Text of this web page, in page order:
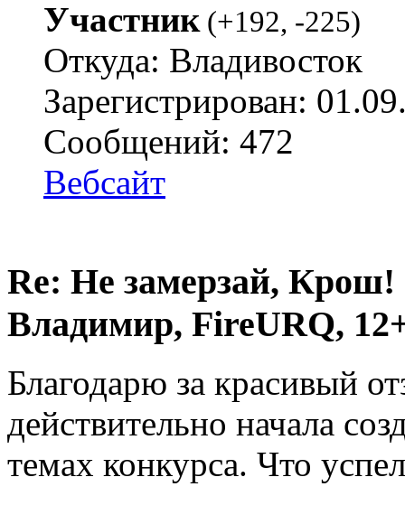
Участник(+192, -225)
Откуда: Владивосток
Зарегистрирован:
Сообщений: 472
Вебсайт
Re: Не замерзай,
Владимир, FireURQ,
Благодарю за красивый
действительно начала
темах конкурса. Что